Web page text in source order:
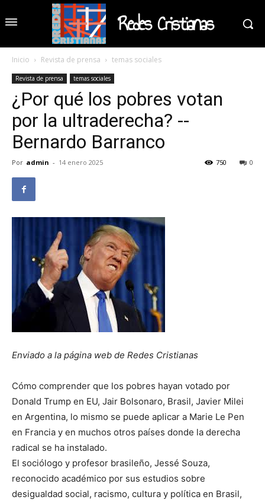
Redes Cristianas
Inicio Revista de prensa temas sociales
Revista de prensa temas sociales
¿Por qué los pobres votan
por la ultraderecha? --
Bernardo Barranco
Por admin - 14 enero 2025 0
750
Enviado a la página web de Redes Cristianas
Cómo comprender que los pobres hayan votado por
Donald Trump en EU, Jair Bolsonaro, Brasil, Javier Milei
en Argentina, lo mismo se puede aplicar a Marie Le Pen
en Francia y en muchos otros países donde la derecha
radical se ha instalado.
El sociólogo y profesor brasileño, Jessé Souza,
reconocido académico por sus estudios sobre
desigualdad social, racismo, cultura y política en Brasil,